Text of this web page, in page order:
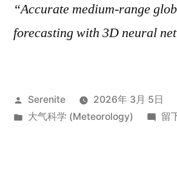
“Accurate medium-range
forecasting with 3D neural
发
布
Serenite
2026年 3月 5日
发
大气科学 (Meteorology)
于
留